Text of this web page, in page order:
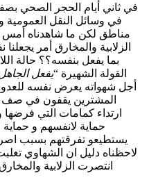
في ثاني أيام الحجر الصحي
في وسائل النقل العمومية
مناطق لكن ما شاهدناه أمس
الزلابية والمخارق أمر
بما يفعل بنفسه؟؟ حالة
القولة الشهيرة “يفعل
أجل شهواته يعرض نفسه
المشترين يقفون في صف
ارتداء كمامات التي
حماية لانفسهم و
يستطيعو تفرقتهم بسبب
لاحظناه دليل ان الشهاوي
انتصرت الزلابية